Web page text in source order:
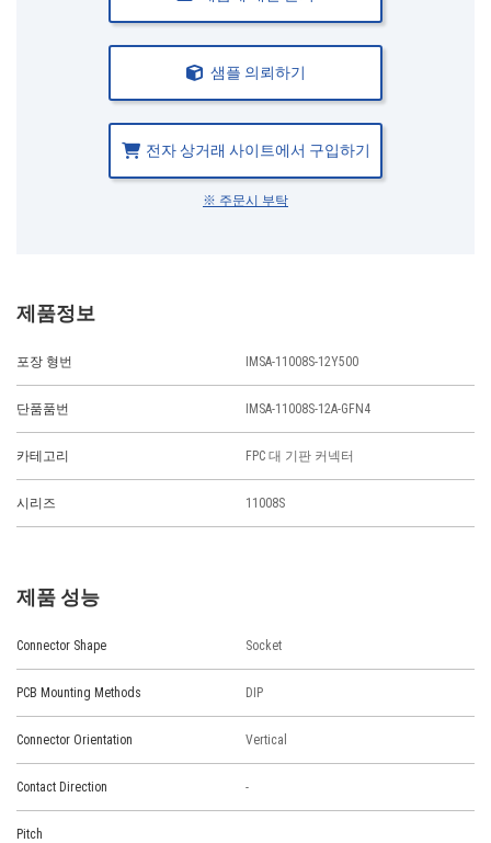
샘플 의뢰하기
전자 상거래 사이트에서 구입하기
※ 주문시 부탁
제품정보
포장 형번 IMSA-11008S-12Y500
단품품번 IMSA-11008S-12A-GFN4
카테고리 FPC 대 기판 커넥터
시리즈 11008S
제품 성능
Connector Shape Socket
PCB Mounting Methods DIP
Connector Orientation Vertical
Contact Direction -
Pitch